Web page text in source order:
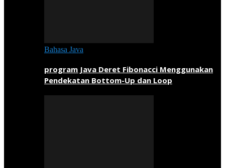
Bahasa Java
program Java Deret Fibonacci Menggunakan
Pendekatan Bottom-Up dan Loop